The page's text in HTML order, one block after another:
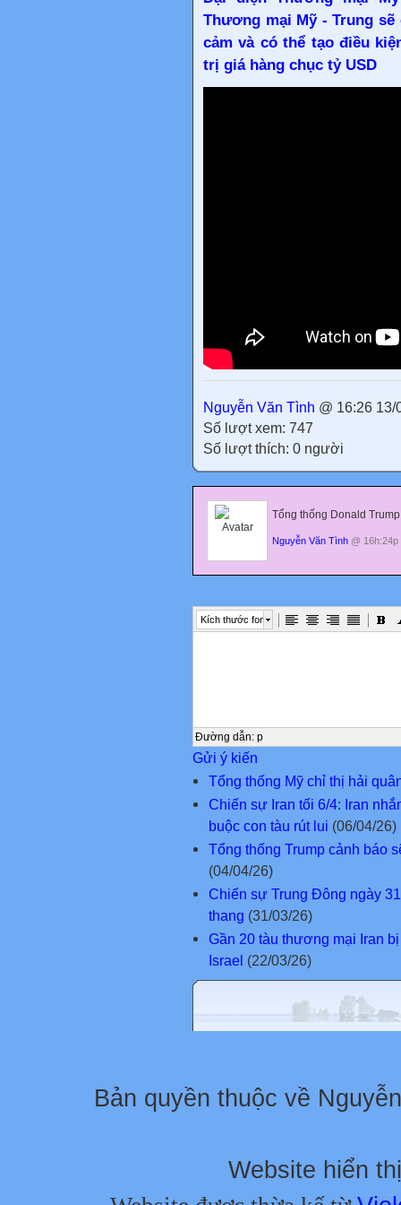
Thương mại Mỹ - Trung
cảm và có thể tạo điều
trị giá hàng chục tỷ USD
Nguyễn Văn Tình @ 16:26 13/
Số lượt xem: 747
Số lượt thích: 0 người
Tổng thống Donald
Nguyễn Văn Tình @ 16h:24p
Kích thước font
Đường dẫn: p
Gửi ý kiến
Tổng thống Mỹ chỉ thị hải
Chiến sự Iran tối 6/4: Iran
buộc con tàu rút lui (06/04/26)
Tổng thống Trump cảnh báo
(04/04/26)
Chiến sự Trung Đông ngày
thang (31/03/26)
Gần 20 tàu thương mại Iran
Israel (22/03/26)
Bản quyền thuộc về
Website hiển